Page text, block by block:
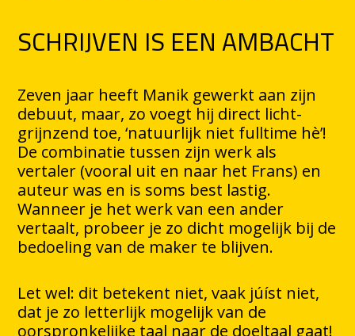
SCHRIJVEN IS EEN AMBACHT
Zeven jaar heeft Manik gewerkt aan zijn
debuut, maar, zo voegt hij direct licht-
grijnzend toe, ‘natuurlijk niet fulltime hè’!
De combinatie tussen zijn werk als
vertaler (vooral uit en naar het Frans) en
auteur was en is soms best lastig.
Wanneer je het werk van een ander
vertaalt, probeer je zo dicht mogelijk bij de
bedoeling van de maker te blijven.
Let wel: dit betekent niet, vaak júíst niet,
dat je zo letterlijk mogelijk van de
oorspronkelijke taal naar de doeltaal gaat!